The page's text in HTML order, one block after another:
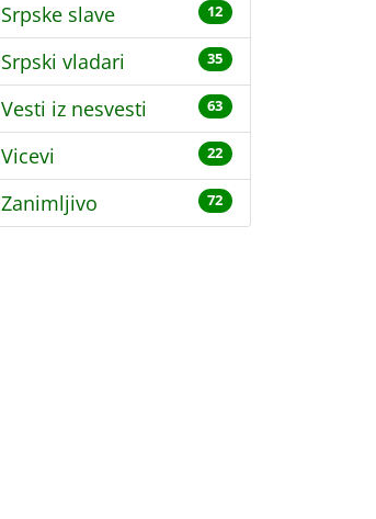
Srpske slave 12
Srpski vladari 35
Vesti iz nesvesti 63
Vicevi 22
Zanimljivo 72